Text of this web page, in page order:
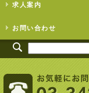
求人案内
お問い合わせ